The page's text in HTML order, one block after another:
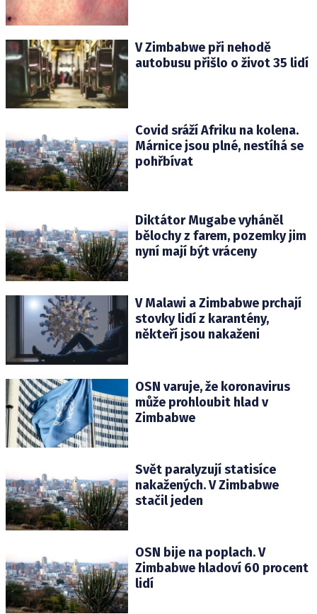
V Zimbabwe při nehodě
autobusu přišlo o život 35 lidí
Covid sráží Afriku na kolena.
Márnice jsou plné, nestíhá se
pohřbívat
Diktátor Mugabe vyháněl
bělochy z farem, pozemky jim
nyní mají být vráceny
V Malawi a Zimbabwe prchají
stovky lidí z karantény,
někteří jsou nakaženi
OSN varuje, že koronavirus
může prohloubit hlad v
Zimbabwe
Svět paralyzují statisíce
nakažených. V Zimbabwe
stačil jeden
OSN bije na poplach. V
Zimbabwe hladoví 60 procent
lidí